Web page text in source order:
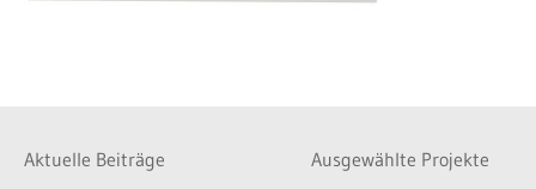
Aktuelle Beiträge Ausgewählte Projekte